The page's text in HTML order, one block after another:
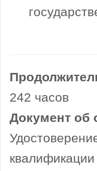
242 часов
Документ об
квалификации